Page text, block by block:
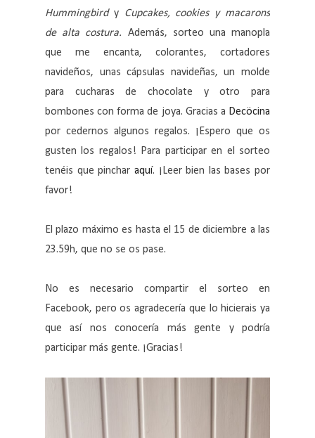
Hummingbird y Cupcakes, cookies y macarons
de alta costura. Además, sorteo una manopla
que me encanta, colorantes, cortadores
navideños, unas cápsulas navideñas, un molde
para cucharas de chocolate y otro para
bombones con forma de joya. Gracias a Decöcina
por cedernos algunos regalos. ¡Espero que os
gusten los regalos! Para participar en el sorteo
tenéis que pinchar aquí. ¡Leer bien las bases por
favor!
El plazo máximo es hasta el 15 de diciembre a las
23.59h, que no se os pase.
No es necesario compartir el sorteo en
Facebook, pero os agradecería que lo hicierais ya
que así nos conocería más gente y podría
participar más gente. ¡Gracias!